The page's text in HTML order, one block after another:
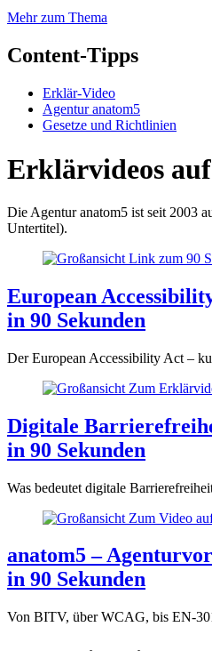
Mehr zum Thema
Content-Tipps
Erklär-Video
Agentur anatom5
Gesetze und Richtlinien
Erklärvideos
Die Agentur anatom5 ist seit 2003
Untertitel).
European
in 90 Sekunden
Der European Accessibility Act –
Digitale
in 90 Sekunden
Was bedeutet digitale
anatom5 –
in 90 Sekunden
Von BITV, über WCAG, bis EN-